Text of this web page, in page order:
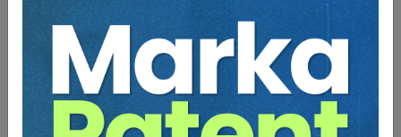
UYUŞMAZLIK: …
ÖN SORUN: